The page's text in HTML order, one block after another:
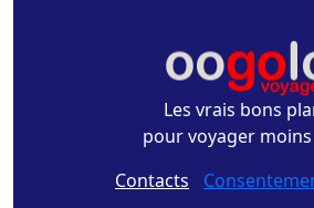
Les vrais bons
pour voyager
Contacts -